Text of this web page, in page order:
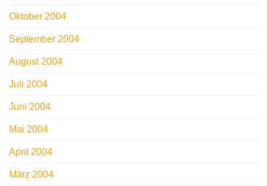
Oktober 2004
September 2004
August 2004
Juli 2004
Juni 2004
Mai 2004
April 2004
März 2004